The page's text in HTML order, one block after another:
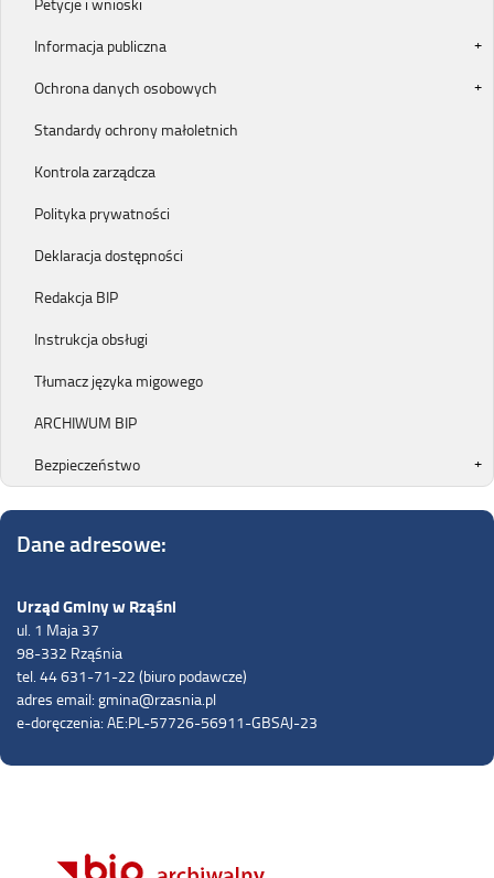
Informacja publiczna
Ochrona danych osobowych
Standardy ochrony małoletnich
Kontrola zarządcza
Polityka prywatności
Deklaracja dostępności
Redakcja BIP
Instrukcja obsługi
Tłumacz języka migowego
ARCHIWUM BIP
Bezpieczeństwo
Dane adresowe:
Urząd Gminy w Rząśni
ul. 1 Maja 37
98-332 Rząśnia
tel. 44 631-71-22 (biuro podawcze)
adres email: gmina@rzasnia.pl
e-doręczenia: AE:PL-57726-56911-GBSAJ-23